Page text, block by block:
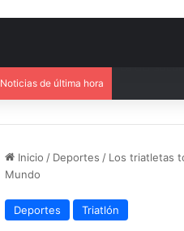
Noticias de última hora
Inicio / Deportes / Los triatletas
Mundo
Deportes Triatlón